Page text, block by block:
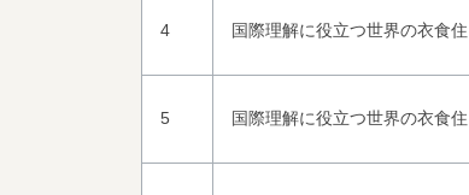
4 国際理解に役立つ世界の衣食
5 国際理解に役立つ世界の衣食